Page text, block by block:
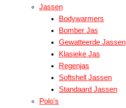
Jassen
Bodywarmers
Bomber Jas
Gewatteerde Jassen
Klasieke Jas
Regenjas
Softshell Jassen
Standaard Jassen
Polo's